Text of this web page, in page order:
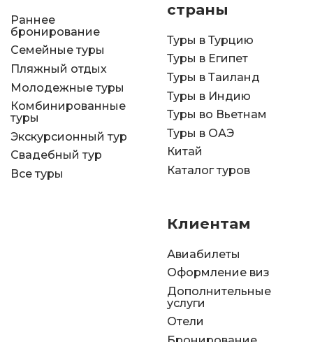
Раннее
бронирование
Семейные туры
Пляжный отдых
Молодежные туры
Комбинированные
туры
Экскурсионный тур
Свадебный тур
Все туры
страны
Туры в Турцию
Туры в Египет
Туры в Таиланд
Туры в Индию
Туры во Вьетнам
Туры в ОАЭ
Китай
Каталог туров
Клиентам
Авиабилеты
Оформление виз
Дополнительные
услуги
Отели